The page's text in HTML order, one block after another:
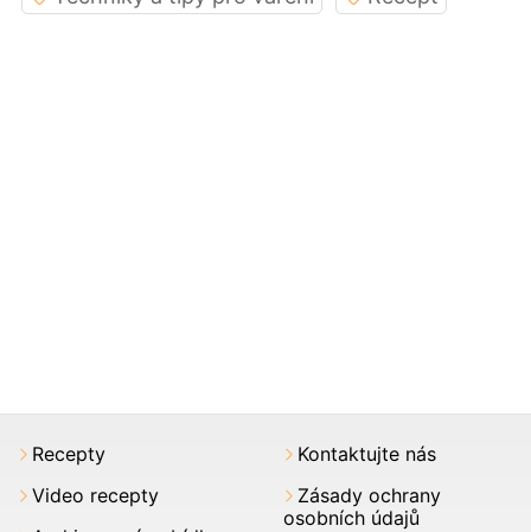
Recepty
Video recepty
Kontaktujte nás
Zásady ochrany
osobních údajů